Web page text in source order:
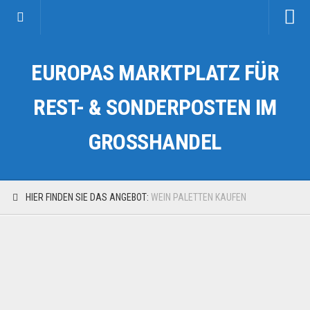
Kategorien
Auto & Motorrad
Fahrzeuge & Transport
EUROPAS MARKTPLATZ FÜR
REST- & SONDERPOSTEN IM
GROSSHANDEL
HIER FINDEN SIE DAS ANGEBOT: WEIN PALETTEN KAUFEN